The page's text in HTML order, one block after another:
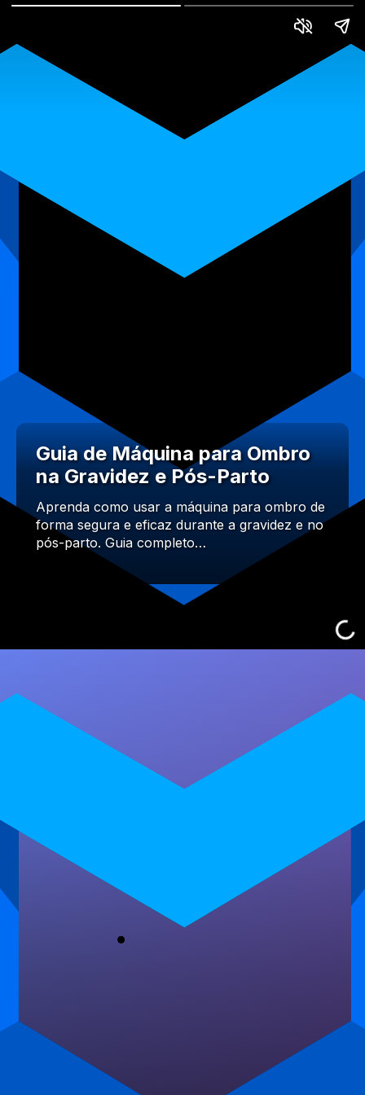
Guia de Máquina para Ombro
na Gravidez e Pós-Parto
Aprenda como usar a máquina para ombro de
forma segura e eficaz durante a gravidez e no
pós-parto. Guia completo…